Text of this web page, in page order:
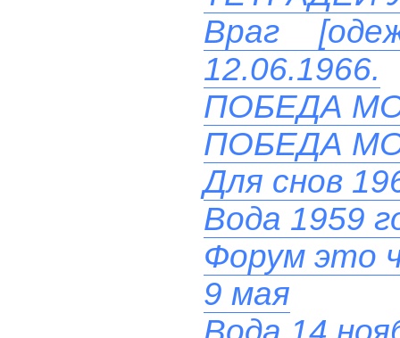
Враг
12.06.1966.
ПОБЕДА
ПОБЕДА
Для снов
Вода 1959
Форум это
9 мая